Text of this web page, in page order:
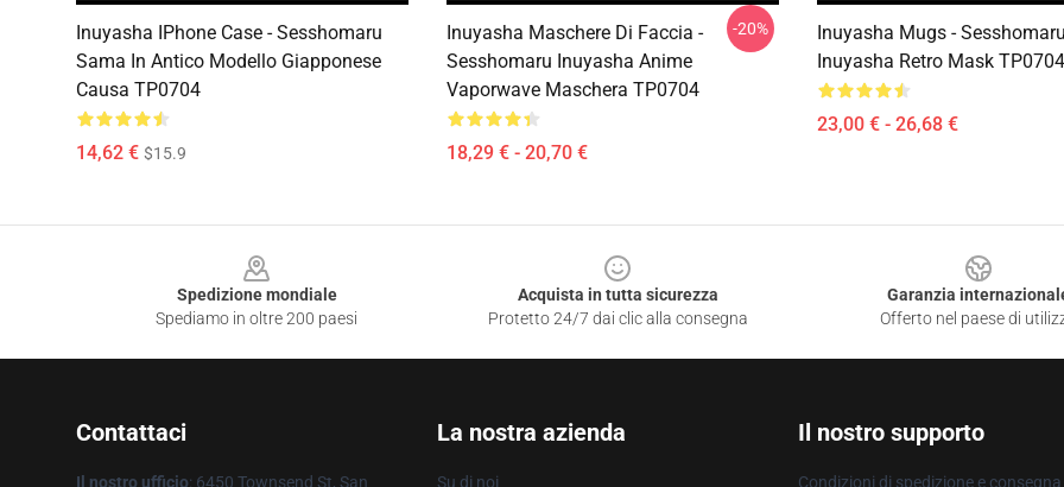
Inuyasha IPhone Case - Sesshomaru
Sama In Antico Modello Giapponese
Causa TP0704
14,62 € $15.9
Inuyasha Maschere Di Faccia -
Sesshomaru Inuyasha Anime
Vaporwave Maschera TP0704
18,29 € - 20,70 €
-20%
Inuyasha Mugs -
Inuyasha Retro Mask TP0704
23,00 € - 26,68 €
Spedizione mondiale
Spediamo in oltre 200 paesi
Acquista in tutta sicurezza
Protetto 24/7 dai clic alla consegna
Garanzia
Offerto nel paese di
Contattaci
Il nostro ufficio: 6450 Townsend St, San
La nostra azienda
Su di noi
Il nostro supporto
Condizioni di spedizione e consegna